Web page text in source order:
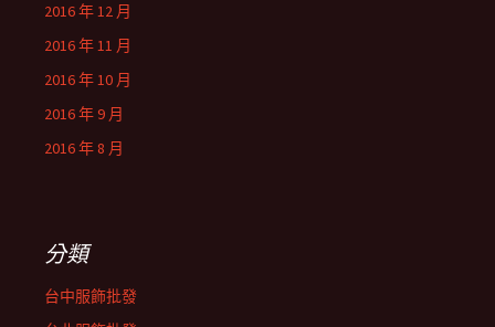
2016 年 12 月
2016 年 11 月
2016 年 10 月
2016 年 9 月
2016 年 8 月
分類
台中服飾批發